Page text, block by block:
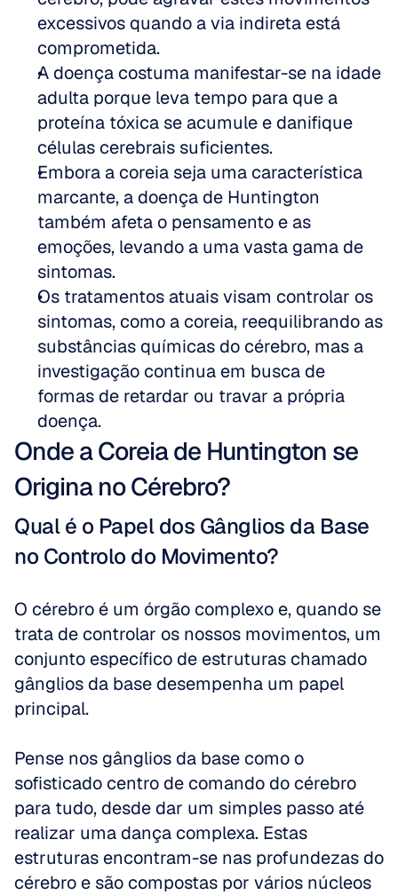
excessivos quando a via indireta está
comprometida.
A doença costuma manifestar-se na idade
adulta porque leva tempo para que a
proteína tóxica se acumule e danifique
células cerebrais suficientes.
Embora a coreia seja uma característica
marcante, a doença de Huntington
também afeta o pensamento e as
emoções, levando a uma vasta gama de
sintomas.
Os tratamentos atuais visam controlar os
sintomas, como a coreia, reequilibrando as
substâncias químicas do cérebro, mas a
investigação continua em busca de
formas de retardar ou travar a própria
doença.
Onde a Coreia de Huntington se
Origina no Cérebro?
Qual é o Papel dos Gânglios da Base
no Controlo do Movimento?
O cérebro é um órgão complexo e, quando se
trata de controlar os nossos movimentos, um
conjunto específico de estruturas chamado
gânglios da base desempenha um papel
principal.
Pense nos gânglios da base como o
sofisticado centro de comando do cérebro
para tudo, desde dar um simples passo até
realizar uma dança complexa. Estas
estruturas encontram-se nas profundezas do
cérebro e são compostas por vários núcleos